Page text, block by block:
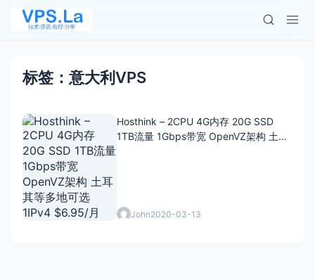
标签：意大利VPS
Hosthink – 2CPU 4G内存 20G SSD
1TB流量 1Gbps带宽 OpenVZ架构 土耳
John2020-03-13